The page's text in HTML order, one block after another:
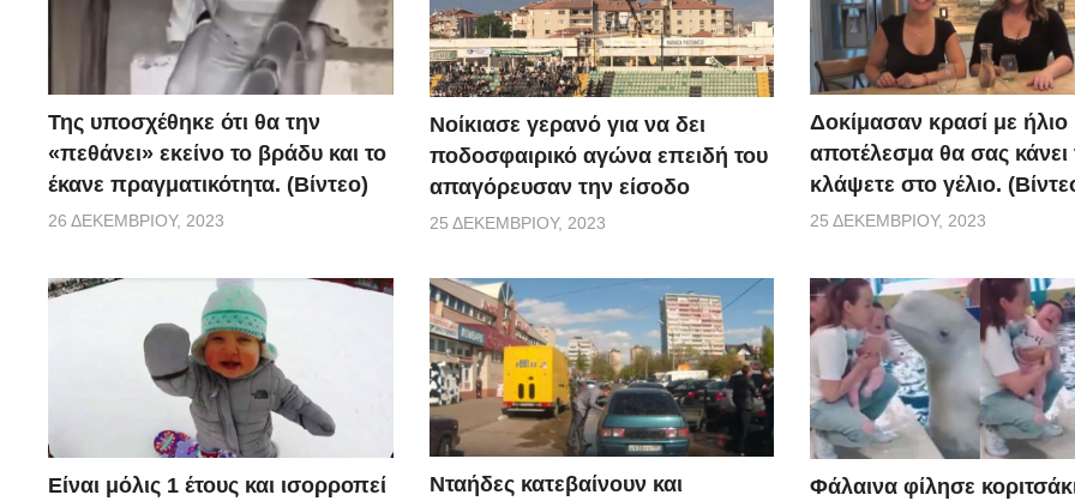
Της υποσχέθηκε ότι θα την
«πεθάνει» εκείνο το βράδυ και το
έκανε πραγματικότητα. (Βίντεο)
26 ΔΕΚΕΜΒΡΊΟΥ, 2023
Νοίκιασε γερανό για να δει
ποδοσφαιρικό αγώνα επειδή του
απαγόρευσαν την είσοδο
25 ΔΕΚΕΜΒΡΊΟΥ, 2023
Δοκίμασαν κρασί με ήλιο
αποτέλεσμα θα σας κάνει
κλάψετε στο γέλιο.
25 ΔΕΚΕΜΒΡΊΟΥ, 2023
Είναι μόλις 1 έτους και ισορροπεί
Νταήδες κατεβαίνουν και
Φάλαινα φίλησε